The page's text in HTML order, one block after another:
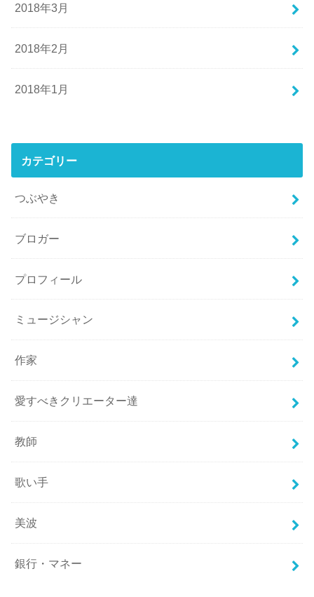
2018年3月
2018年2月
2018年1月
カテゴリー
つぶやき
ブロガー
プロフィール
ミュージシャン
作家
愛すべきクリエーター達
教師
歌い手
美波
銀行・マネー